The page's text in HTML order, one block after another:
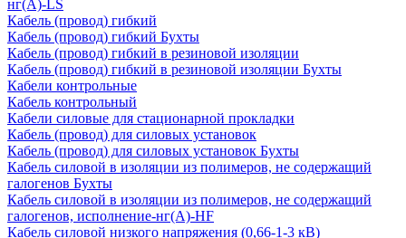
нг(А)-LS
Кабель (провод) гибкий
Кабель (провод) гибкий Бухты
Кабель (провод) гибкий в резиновой изоляции
Кабель (провод) гибкий в резиновой изоляции Бухты
Кабели контрольные
Кабель контрольный
Кабели силовые для стационарной прокладки
Кабель (провод) для силовых установок
Кабель (провод) для силовых установок Бухты
Кабель силовой в изоляции из полимеров, не содержащий
галогенов Бухты
Кабель силовой в изоляции из полимеров, не содержащий
галогенов, исполнение-нг(А)-HF
Кабель силовой низкого напряжения (0,66-1-3 кВ)